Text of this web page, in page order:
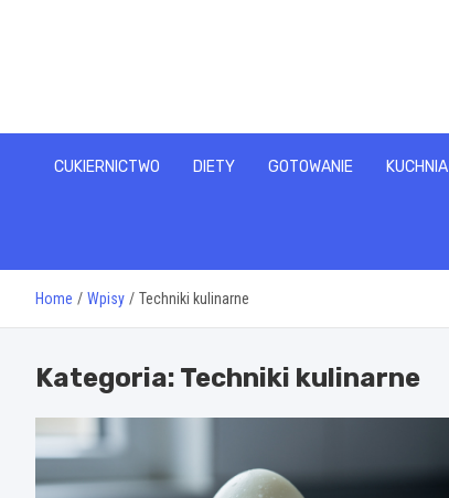
CUKIERNICTWO DIETY GOTOWANIE KUCHNIA
Home Wpisy Techniki kulinarne
Kategoria: Techniki kulinarne